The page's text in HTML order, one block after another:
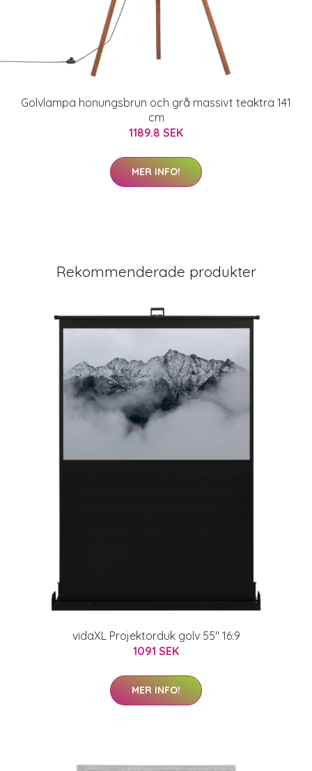
Golvlampa honungsbrun och grå massivt teakträ 141
cm
1189.8 SEK
MER INFO!
Rekommenderade produkter
vidaXL Projektorduk golv 55" 16:9
1091 SEK
MER INFO!